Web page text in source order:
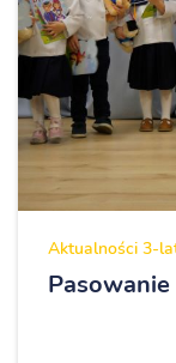
Aktualności 3-